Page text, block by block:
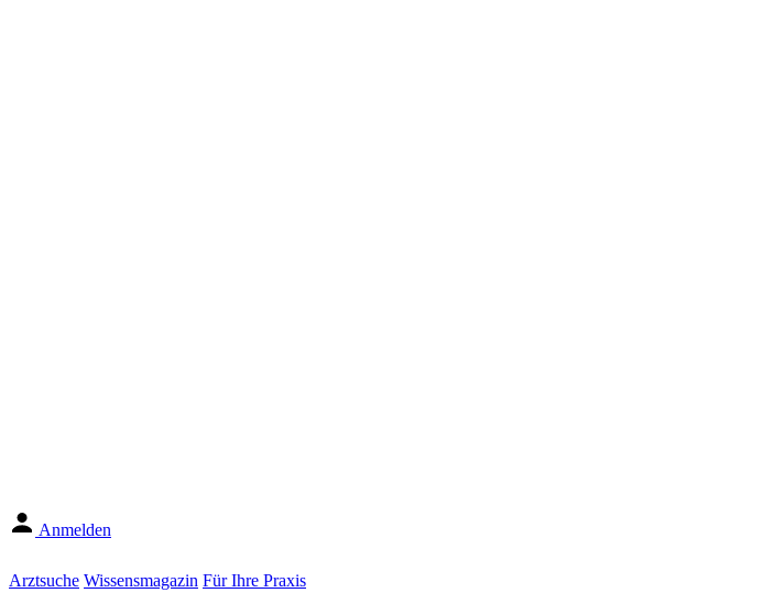
Anmelden
Arztsuche Wissensmagazin Für Ihre Praxis